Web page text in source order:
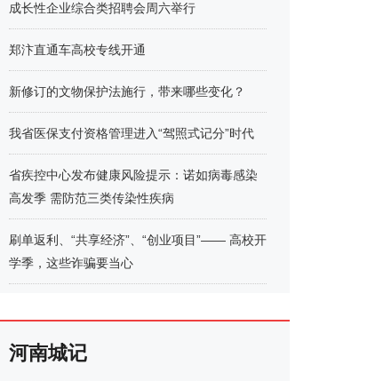
成长性企业综合类招聘会周六举行
郑汴直通车高校专线开通
新修订的文物保护法施行，带来哪些变化？
我省医保支付资格管理进入“驾照式记分”时代
省疾控中心发布健康风险提示：诺如病毒感染
高发季 需防范三类传染性疾病
刷单返利、“共享经济”、“创业项目”—— 高校开
学季，这些诈骗要当心
河南城记